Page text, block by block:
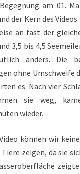
am 01.
der Kern des
an fast der
3,5 bis 4,5
anders. Die
ohne Umschweife
es. Nach vier
sie weg,
wieder.
können wir
zeigen, da sie